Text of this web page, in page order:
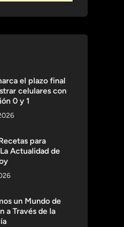
el plazo final
celulares con
0 y 1
para
Actualidad de
un Mundo de
a Través de la